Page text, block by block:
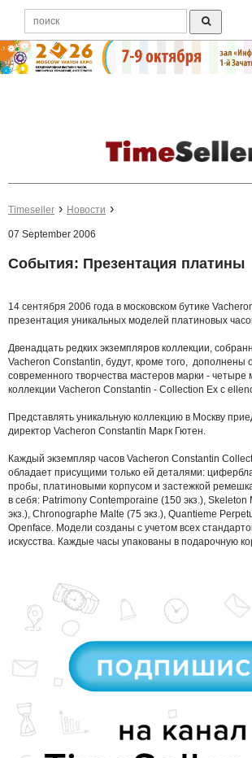
Timeseller Новости
07 September 2006
События: Презентация платины
14 сентября 2006 года в московском бутике
презентация уникальных моделей платиновых
Двенадцать редких экземпляров коллекции,
Vacheron Constantin, будут, кроме того, дополнены
современного творчества мастеров марки - четыре
коллекции Vacheron Constantin - Collection Ex с
Представлять уникальную коллекцию в Москву
директор Vacheron Constantin Марк Гютен.
Каждый экземпляр часов Vacheron Constantin
обладает присущими только ей деталями:
пробы, платиновыми корпусом и застежкой
в себя: Patrimony Contemporaine (150 экз.), Skeleton
экз.), Chronographe Malte (75 экз.), Quantieme
Openface. Модели созданы с учетом всех
искусства. Каждые часы упакованы в подарочную